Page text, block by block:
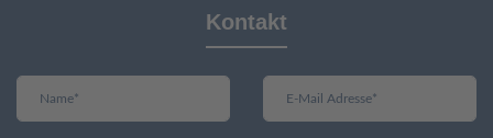
Kontakt